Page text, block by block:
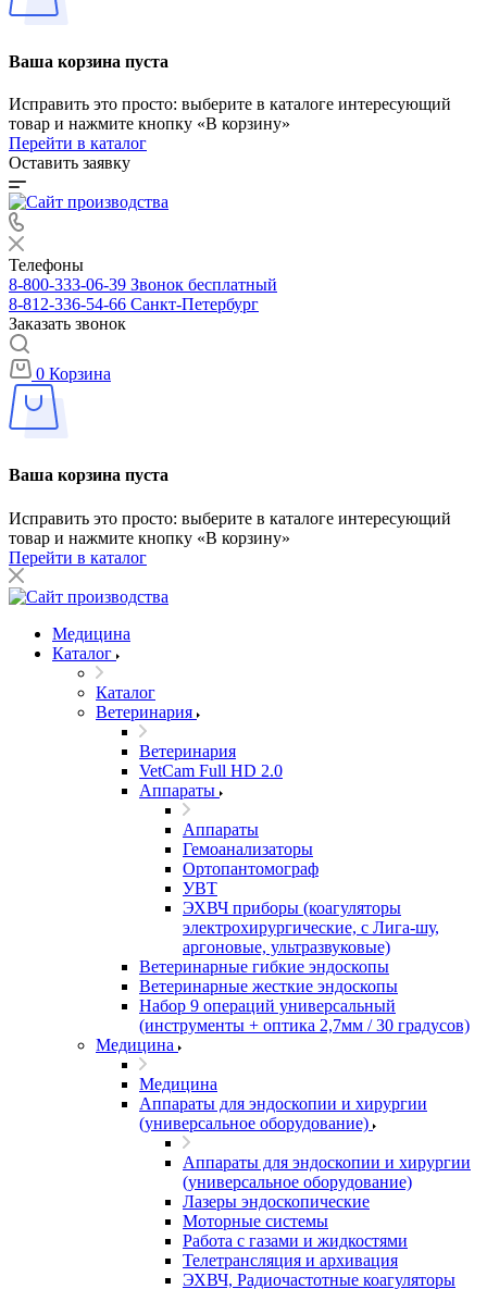
Ваша корзина пуста
Исправить это просто: выберите в каталоге интересующий
товар и нажмите кнопку «В корзину»
Перейти в каталог
Оставить заявку
Телефоны
8-800-333-06-39 Звонок бесплатный
8-812-336-54-66 Санкт-Петербург
Заказать звонок
0 Корзина
Ваша корзина пуста
Исправить это просто: выберите в каталоге интересующий
товар и нажмите кнопку «В корзину»
Перейти в каталог
Медицина
Каталог
Каталог
Ветеринария
Ветеринария
VetCam Full HD 2.0
Аппараты
Аппараты
Гемоанализаторы
Ортопантомограф
УВТ
ЭХВЧ приборы (коагуляторы
электрохирургические, с Лига-шу,
аргоновые, ультразвуковые)
Ветеринарные гибкие эндоскопы
Ветеринарные жесткие эндоскопы
Набор 9 операций универсальный
(инструменты + оптика 2,7мм / 30 градусов)
Медицина
Медицина
Аппараты для эндоскопии и хирургии
(универсальное оборудование)
Аппараты для эндоскопии и хирургии
(универсальное оборудование)
Лазеры эндоскопические
Моторные системы
Работа с газами и жидкостями
Телетрансляция и архивация
ЭХВЧ, Радиочастотные коагуляторы